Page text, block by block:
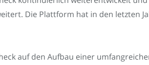
Die Plattform hat in den letzten
auf den Aufbau einer